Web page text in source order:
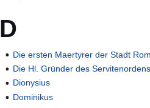
D
Die ersten Maertyrer der Stadt
Die Hl. Gründer des
Dionysius
Dominikus